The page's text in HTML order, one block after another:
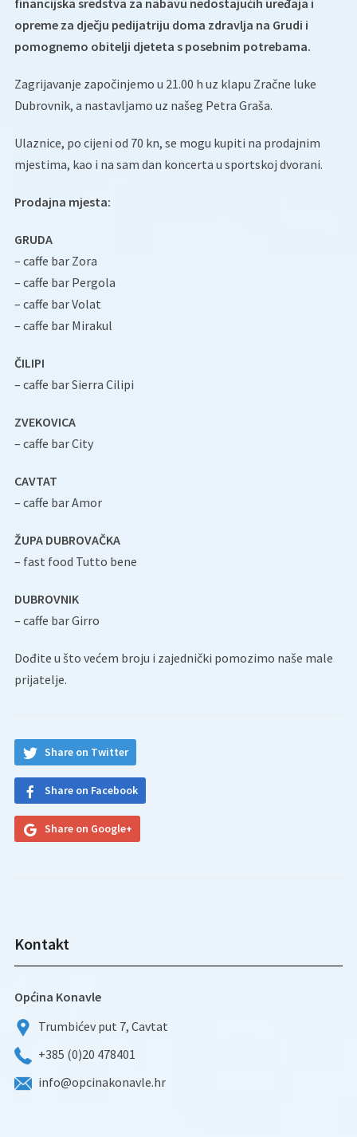
financijska sredstva za nabavu nedostajućih uređaja i
opreme za dječju pedijatriju doma zdravlja na Grudi i
pomognemo obitelji djeteta s posebnim potrebama.
Zagrijavanje započinjemo u 21.00 h uz klapu Zračne luke
Dubrovnik, a nastavljamo uz našeg Petra Graša.
Ulaznice, po cijeni od 70 kn, se mogu kupiti na prodajnim
mjestima, kao i na sam dan koncerta u sportskoj dvorani.
Prodajna mjesta:
GRUDA
– caffe bar Zora
– caffe bar Pergola
– caffe bar Volat
– caffe bar Mirakul
ČILIPI
– caffe bar Sierra Cilipi
ZVEKOVICA
– caffe bar City
CAVTAT
– caffe bar Amor
ŽUPA DUBROVAČKA
– fast food Tutto bene
DUBROVNIK
– caffe bar Girro
Dođite u što većem broju i zajednički pomozimo naše male
prijatelje.
Share on Twitter
Share on Facebook
Share on Google+
Kontakt
Općina Konavle
Trumbićev put 7, Cavtat
+385 (0)20 478401
info@opcinakonavle.hr